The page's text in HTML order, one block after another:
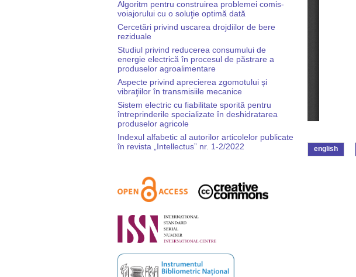
Algoritm pentru construirea problemei comis-
voiajorului cu o soluţie optimă dată
Cercetări privind uscarea drojdiilor de bere
reziduale
Studiul privind reducerea consumului de
energie electrică în procesul de păstrare a
produselor agroalimentare
Aspecte privind aprecierea zgomotului și
vibraţiilor în transmisiile mecanice
Sistem electric cu fiabilitate sporită pentru
întreprinderile specializate în deshidratarea
produselor agricole
Indexul alfabetic al autorilor articolelor publicate
în revista „Intellectus” nr. 1-2/2022
english